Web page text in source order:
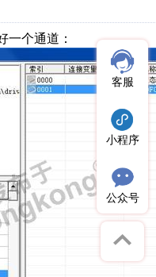
一个通道：
客服
小程序
公众号